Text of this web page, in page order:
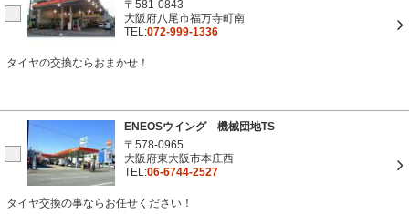
〒581-0843
大阪府八尾市福万寺町南
TEL:072-999-1336
タイヤの交換ならおまかせ！
ENEOSウイング 機械団地TS
〒578-0965
大阪府東大阪市本庄西
TEL:06-6744-2527
タイヤ交換の事ならお任せください！